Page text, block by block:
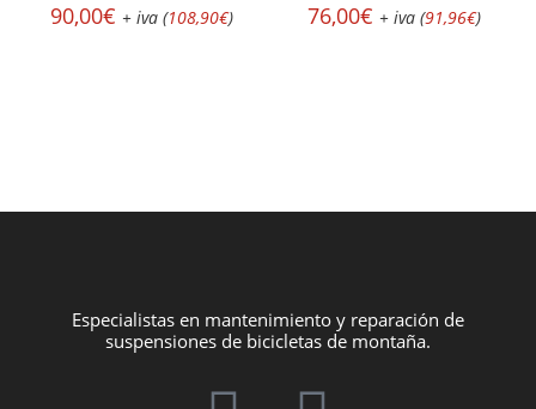
90,00€ + iva (108,90€) 76,00€ + iva (91,96€)
Especialistas en mantenimiento y reparación de
suspensiones de bicicletas de montaña.